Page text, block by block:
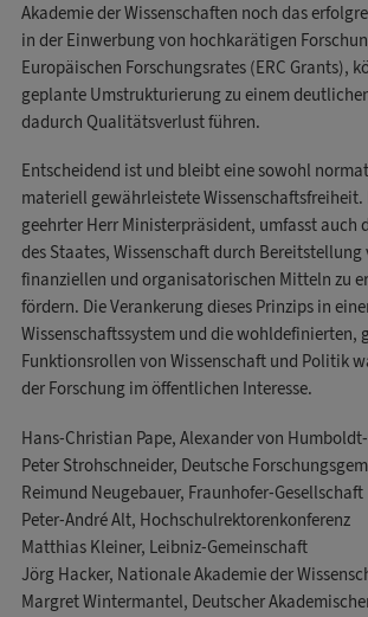
Akademie der Wissenschaften noch das
in der Einwerbung von hochkarätigen
Europäischen Forschungsrates (ERC Grants),
geplante Umstrukturierung zu einem
dadurch Qualitätsverlust führen.
Entscheidend ist und bleibt eine sowohl
materiell gewährleistete Wissenschaftsfreiheit.
geehrter Herr Ministerpräsident, umfasst auch
des Staates, Wissenschaft durch Bereitstellung
finanziellen und organisatorischen Mitteln zu
fördern. Die Verankerung dieses Prinzips in
Wissenschaftssystem und die wohldefinierten,
Funktionsrollen von Wissenschaft und Politik
der Forschung im öffentlichen Interesse.
Hans-Christian Pape, Alexander von
Peter Strohschneider, Deutsche
Reimund Neugebauer, Fraunhofer-Gesellschaft
Peter-André Alt, Hochschulrektorenkonferenz
Matthias Kleiner, Leibniz-Gemeinschaft
Jörg Hacker, Nationale Akademie der
Margret Wintermantel, Deutscher